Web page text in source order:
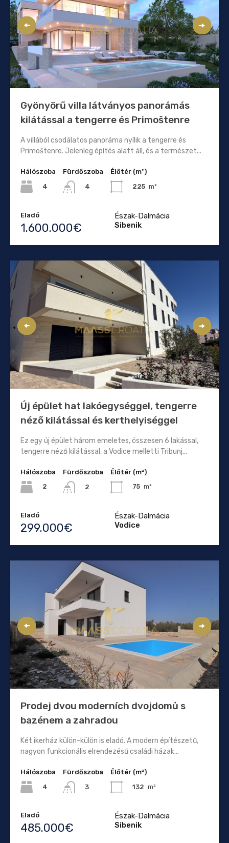
Gyönyörű villa látványos panorámás
kilátással a tengerre és Primoštenre
A villából csodálatos panoráma nyílik a tengerre és
Primoštenre. Jelenleg építés alatt áll, és a természet...
Hálószoba
4
Fürdőszoba
4
Élőtér (m²)
225 m²
Eladó
1.600.000€
Észak-Dalmácia
Sibenik
Új épület hat lakóegységgel, tengerre
néző kilátással és kerthelyiséggel
Ez egy új épület három emeletes, összesen 6 lakással,
tengerre néző kilátással, a Vodice melletti Tribunj...
Hálószoba
2
Fürdőszoba
2
Élőtér (m²)
75 m²
Eladó
299.000€
Észak-Dalmácia
Vodice
Prodej dvou moderních dvojdomů s
bazénem a zahradou
Két ikerház külön-külön is eladó. A modern építészetű,
nagyon funkcionális elrendezésű családi házak...
Hálószoba
4
Fürdőszoba
3
Élőtér (m²)
132 m²
Eladó
485.000€
Észak-Dalmácia
Sibenik